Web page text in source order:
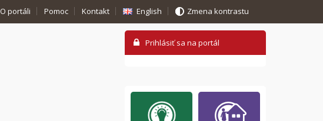
O portáli Pomoc Kontakt English Zmena kontrastu